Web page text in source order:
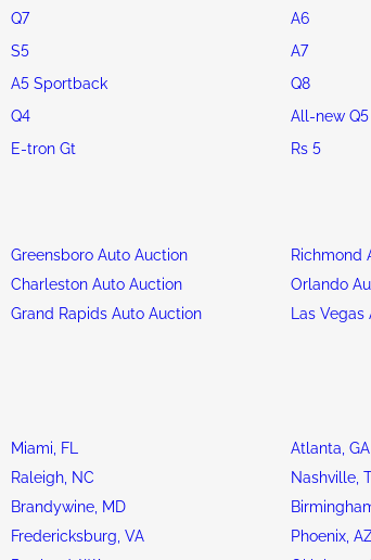
Q7 A6
S5 A7
A5 Sportback Q8
Q4 All-new Q5
E-tron Gt Rs 5
Greensboro Auto Auction Richmond
Charleston Auto Auction Orlando
Grand Rapids Auto Auction Las
Miami, FL Atlanta, GA
Raleigh, NC Nashville,
Brandywine, MD
Fredericksburg, VA Phoenix,